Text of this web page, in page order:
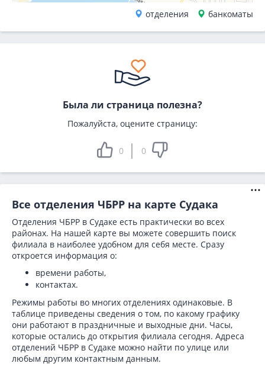
отделения банкоматы
Была ли страница полезна?
Пожалуйста, оцените страницу:
0 0
Все отделения ЧБРР на карте Судака
Отделения ЧБРР в Судаке есть практически во всех
районах. На нашей карте вы можете совершить поиск
филиала в наиболее удобном для себя месте. Сразу
откроется информация о:
времени работы,
контактах.
Режимы работы во многих отделениях одинаковые. В
таблице приведены сведения о том, по какому графику
они работают в праздничные и выходные дни. Часы,
которые остались до открытия филиала сегодня. Адреса
отделений ЧБРР в Судаке можно найти по улице или
любым другим контактным данным.